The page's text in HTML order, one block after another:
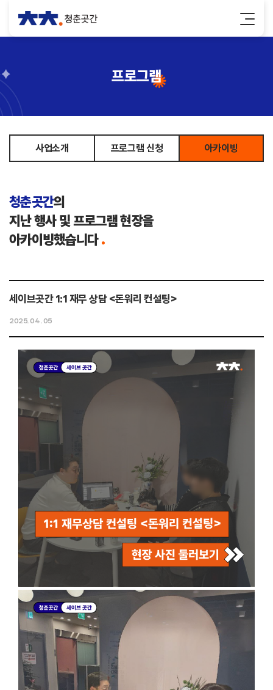
프로그램
사업소개 프로그램 신청 아카이빙
청춘곳간의
지난 행사 및 프로그램 현장을
아카이빙했습니다.
세이브곳간 1:1 재무 상담 <돈워리 컨설팅>
2025. 04. 05